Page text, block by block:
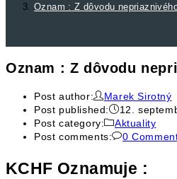
Oznam : Z dôvodu
Oznam : Z dôvodu
Post author:
Marek Sirotný
Post published:
12.
Post category:
Aktuality
Post comments:
0
KCHF Oznamuje :